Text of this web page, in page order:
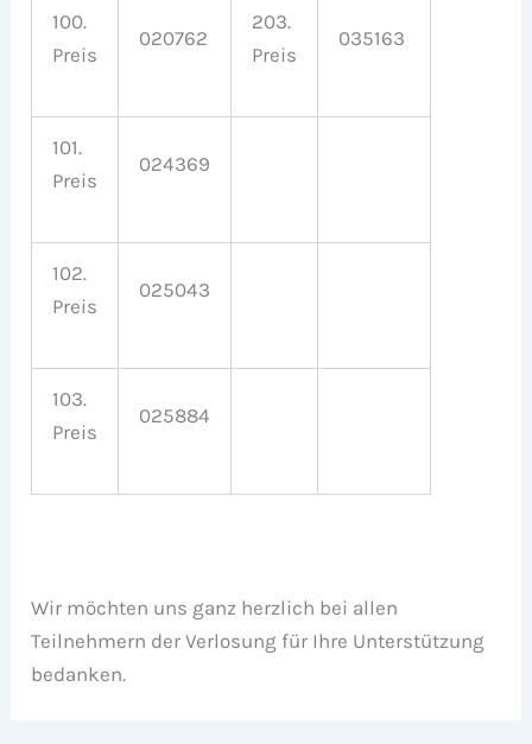
100.
Preis
020762
203.
Preis
035163
101.
Preis
024369
102.
Preis
025043
103.
Preis
025884
Wir möchten uns ganz herzlich bei allen
Teilnehmern der Verlosung für Ihre Unterstützung
bedanken.